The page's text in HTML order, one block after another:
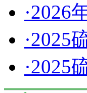
·2026
·2025
·2025